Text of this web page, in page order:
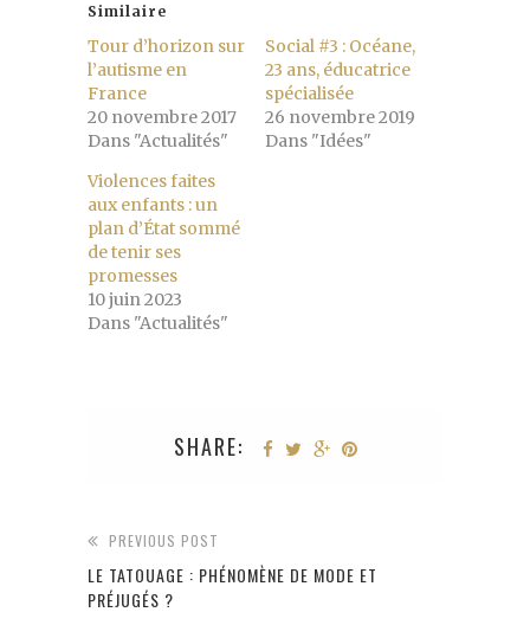
Similaire
Tour d’horizon sur
l’autisme en
France
20 novembre 2017
Dans "Actualités"
Social #3 : Océane,
23 ans, éducatrice
spécialisée
26 novembre 2019
Dans "Idées"
Violences faites
aux enfants : un
plan d’État sommé
de tenir ses
promesses
10 juin 2023
Dans "Actualités"
SHARE:
PREVIOUS POST
LE TATOUAGE : PHÉNOMÈNE DE MODE ET
PRÉJUGÉS ?